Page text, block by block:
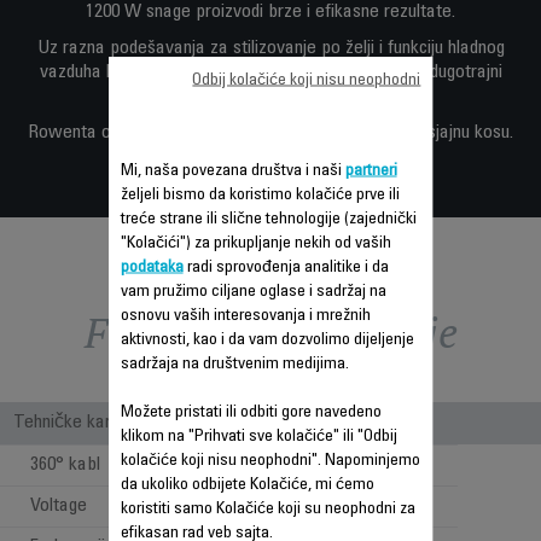
1200 W snage proizvodi brze i efikasne rezultate.
Uz razna podešavanja za stilizovanje po želji i funkciju hladnog
vazduha koji će učvrstiti vašu frizuru osiguravaju se dugotrajni
Rowenta omogućava savršeno stilizovanje i blistavo sjajnu kosu.
Funkcije – poređenje
Tehničke karakteristike
360° kabl
Voltage 220-240 V
Mi, naša povezana društva i naši partneri
željeli bismo da koristimo kolačiće prve ili
treće strane ili slične tehnologije (zajednički
"Kolačići") za prikupljanje nekih od vaših
podatakaradi sprovođenja analitike i da
vam pružimo ciljane oglase i sadržaj na
osnovu vaših interesovanja i mrežnih
aktivnosti, kao i da vam dozvolimo dijeljenje
sadržaja na društvenim medijima.
Možete pristati ili odbiti gore navedeno
klikom na "Prihvati sve kolačiće" ili "Odbij
kolačiće koji nisu neophodni". Napominjemo
da ukoliko odbijete Kolačiće, mi ćemo
koristiti samo Kolačiće koji su neophodni za
efikasan rad veb sajta.
Odbij kolačiće koji nisu neophodni